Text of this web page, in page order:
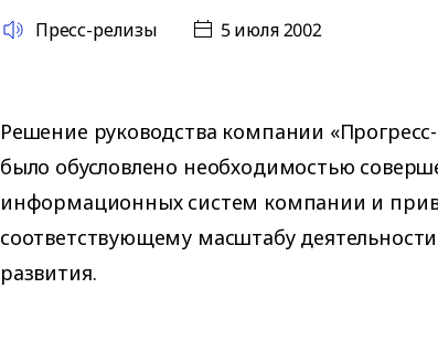
Пресс-релизы 5 июля 2002
Решение руководства компании
было обусловлено необходимостью
информационных систем компании и
соответствующему масштабу
развития.